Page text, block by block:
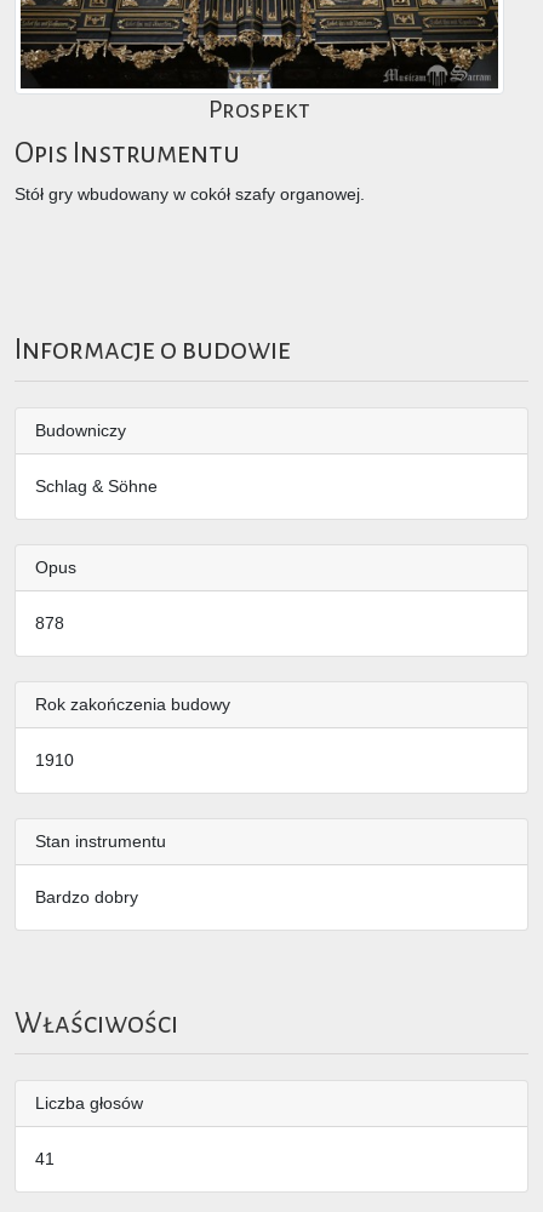
Prospekt
Opis Instrumentu
Stół gry wbudowany w cokół szafy organowej.
Informacje o budowie
Budowniczy
Schlag & Söhne
Opus
878
Rok zakończenia budowy
1910
Stan instrumentu
Bardzo dobry
Właściwości
Liczba głosów
41